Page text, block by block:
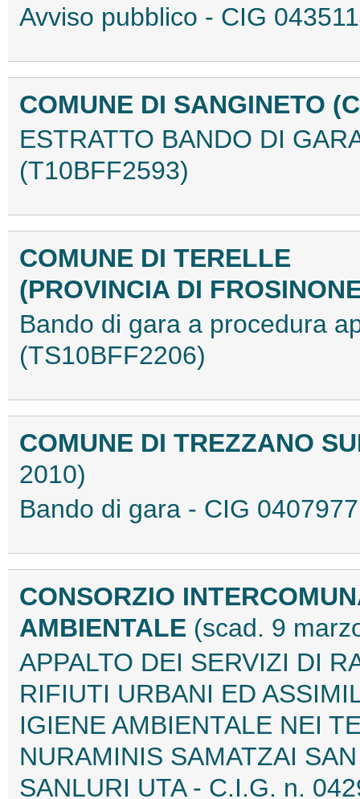
Avviso pubblico - CIG
COMUNE DI SANGINETO
ESTRATTO BANDO DI
(T10BFF2593)
COMUNE DI TERELLE
(PROVINCIA DI
Bando di gara a procedura
(TS10BFF2206)
COMUNE DI TREZZANO
2010)
Bando di gara - CIG
CONSORZIO
AMBIENTALE (scad. 9
APPALTO DEI SERVIZI DI
RIFIUTI URBANI ED
IGIENE AMBIENTALE NEI
NURAMINIS SAMATZAI
SANLURI UTA - C.I.G. n.